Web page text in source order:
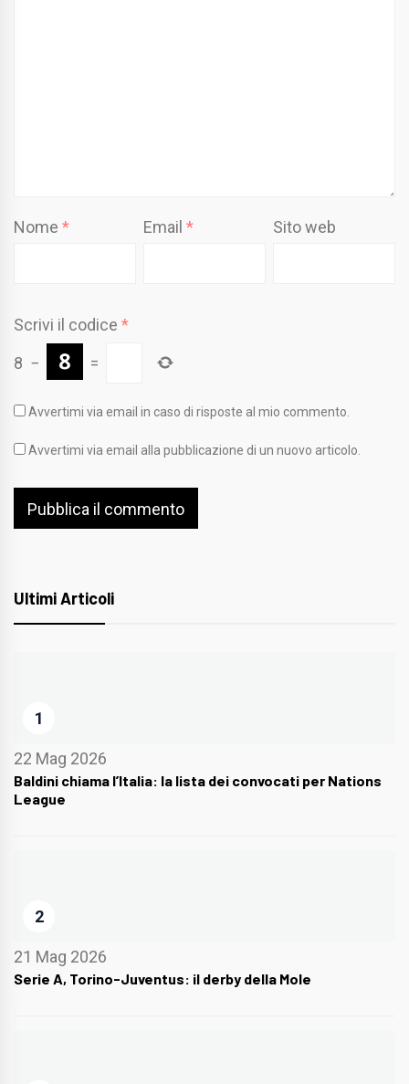
Nome * Email* Sito web
Scrivi il codice *
8 − =
Avvertimi via email in caso di risposte al mio commento.
Avvertimi via email alla pubblicazione di un nuovo articolo.
Ultimi Articoli
1
22 Mag 2026
Baldini chiama l’Italia: la lista dei convocati per Nations
League
2
21 Mag 2026
Serie A, Torino-Juventus: il derby della Mole